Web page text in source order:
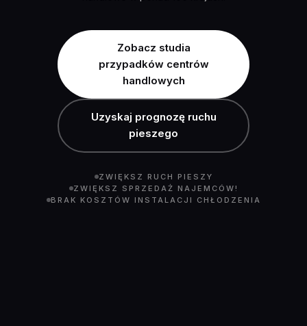
Zobacz studia
przypadków centrów
handlowych
Uzyskaj prognozę ruchu
pieszego
ZWIĘKSZ RUCH PIESZY
ZWIĘKSZ SPRZEDAŻ NAJEMCÓW!
BRAK KOSZTÓW INSTALACJI CHŁODZENIA